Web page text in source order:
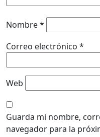
Nombre*
Correo electrónico *
Web
Guarda mi nombre,
navegador para la